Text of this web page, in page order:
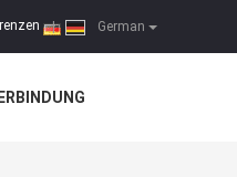
German
|